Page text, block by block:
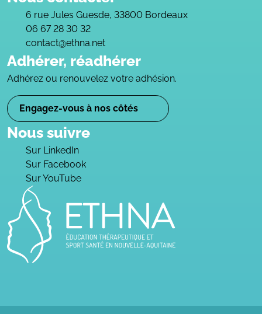
6 rue Jules Guesde, 33800 Bordeaux
06 67 28 30 32
contact@ethna.net
Adhérer, réadhérer
Adhérez ou renouvelez votre adhésion.
Engagez-vous à nos côtés
Nous suivre
Sur LinkedIn
Sur Facebook
Sur YouTube